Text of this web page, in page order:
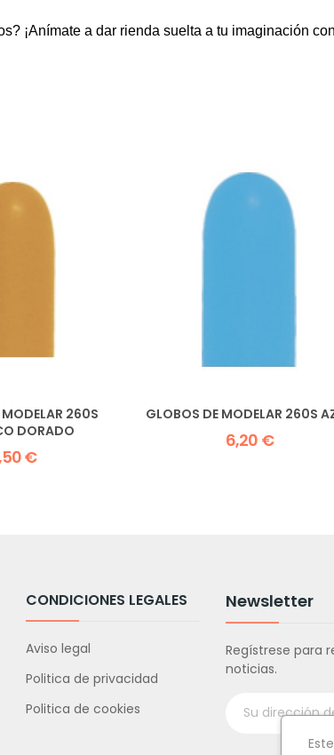
¡Anímate a dar rienda suelta a tu imaginación
260S
DORADO
€
GLOBOS DE MODELAR 260S
6,20 €
CONDICIONES LEGALES
Aviso legal
Politica de privacidad
Politica de cookies
Newsletter
Regístrese para
noticias.